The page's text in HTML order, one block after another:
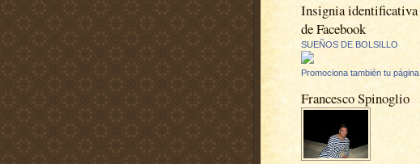
Insignia identificativa
de Facebook
SUEÑOS DE BOLSILLO
Promociona también tu página
Francesco Spinoglio